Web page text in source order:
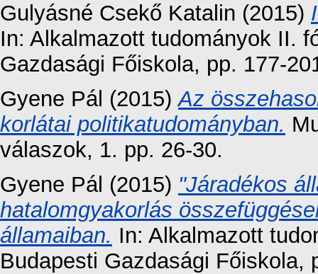
Gulyásné Csekő Katalin (2015)
In: Alkalmazott tudományok II.
Gazdasági Főiskola, pp. 177-
Gyene Pál (2015)Az
korlátai politikatudományban.
válaszok, 1. pp. 26-30.
Gyene Pál (2015) "Járadékos
hatalomgyakorlás
államaiban. In: Alkalmazott
Budapesti Gazdasági Főiskola,